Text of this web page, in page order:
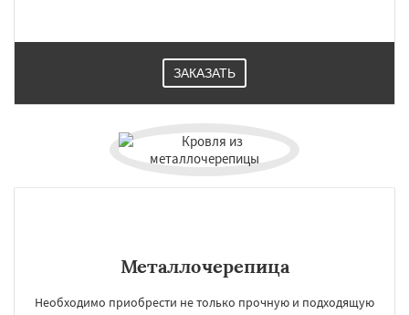
ЗАКАЗАТЬ
Металлочерепица
Необходимо приобрести не только прочную и подходящую